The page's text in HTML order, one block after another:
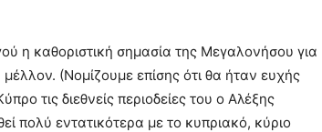
η καθοριστική σημασία της Μεγαλονήσου για
(Νομίζουμε επίσης ότι θα ήταν ευχής
τις διεθνείς περιοδείες του ο Αλέξης
πολύ εντατικότερα με το κυπριακό, κύριο